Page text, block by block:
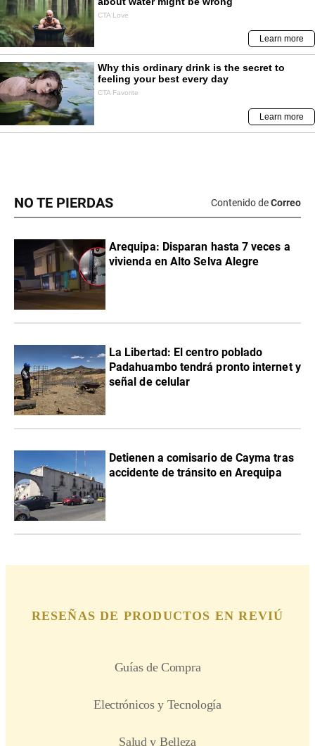
NO TE PIERDAS Contenido deCorreo
Arequipa: Disparan hasta 7 veces a
vivienda en Alto Selva Alegre
La Libertad: El centro poblado
Padahuambo tendrá pronto internet y
señal de celular
Detienen a comisario de Cayma tras
accidente de tránsito en Arequipa